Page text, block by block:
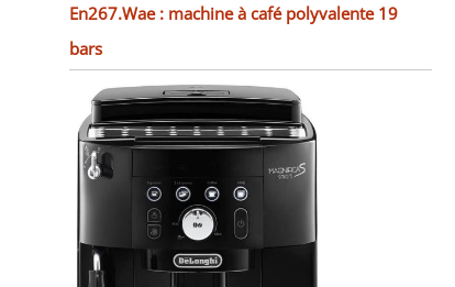
En267.Wae : machine à café polyvalente 19
bars